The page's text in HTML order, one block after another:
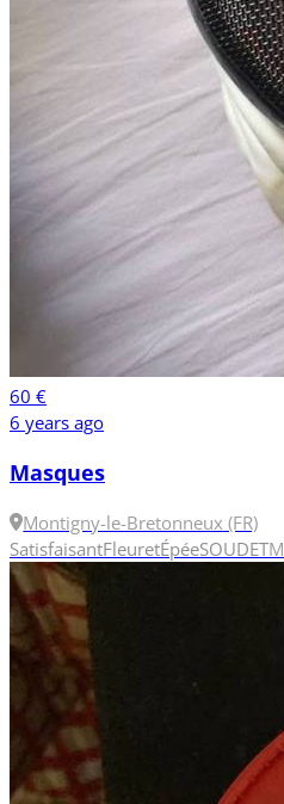
60 €
6 years ago
Masques
Montigny-le-Bretonneux (FR)
SatisfaisantFleuretÉpéeSOUDETM